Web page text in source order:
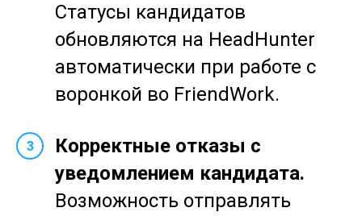
Статусы кандидатов
обновляются на HeadHunter
автоматически при работе с
воронкой во FriendWork.
3
Корректные отказы с
уведомлением кандидата.
Возможность отправлять